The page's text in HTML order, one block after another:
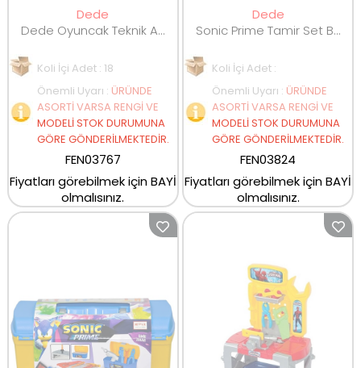
Dede
Dede Oyuncak Teknik Alet Çantası 03767
Koli İçi Adet : 18
Önemli Uyarı : ÜRÜNDE
ASORTİ VARSA RENGİ VE
MODELİ STOK DURUMUNA
GÖRE GÖNDERİLMEKTEDİR.
FEN03767
Fiyatları görebilmek için BAYİ
olmalısınız.
Dede
Sonic Prime Tamir Set Bavul 03824
Koli İçi Adet :
Önemli Uyarı : ÜRÜNDE
ASORTİ VARSA RENGİ VE
MODELİ STOK DURUMUNA
GÖRE GÖNDERİLMEKTEDİR.
FEN03824
Fiyatları görebilmek için BAYİ
olmalısınız.